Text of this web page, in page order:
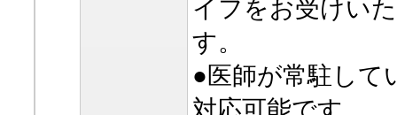
イフをお受けい
す。
●医師が常駐して
対応可能です。